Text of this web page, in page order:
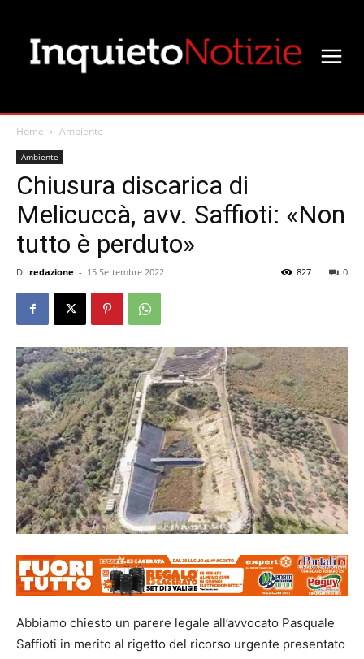
Home Ambiente
Ambiente
Chiusura discarica di
Melicuccà, avv. Saffioti: «Non
tutto è perduto»
Di redazione - 15 Settembre 2022 0
827
Abbiamo chiesto un parere legale all’avvocato Pasquale
Saffioti in merito al rigetto del ricorso urgente presentato